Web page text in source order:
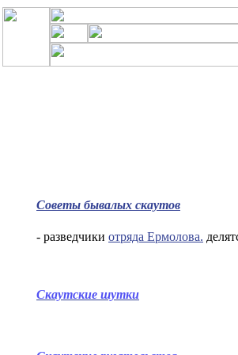
Советы бывалых скаутов
- разведчики отряда Ермолова.
Скаутские шутки